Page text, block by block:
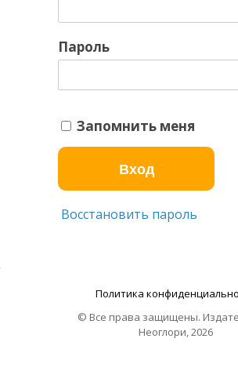
Пароль
Запомнить меня
Восстановить пароль
Политика
© Все права защищены.
Неоглори, 2026